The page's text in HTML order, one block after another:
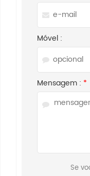
Móvel :
Mensagem : *
Se